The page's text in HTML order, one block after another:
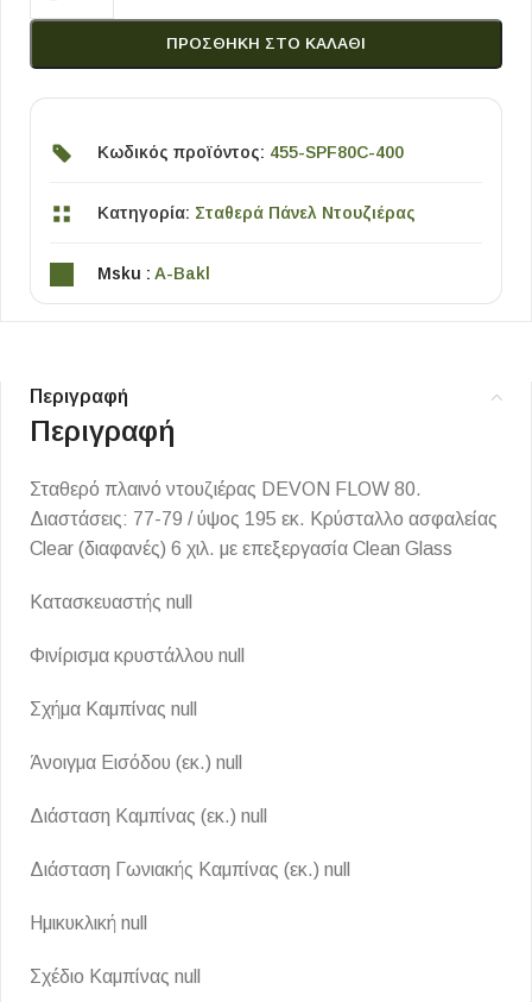
ΠΡΟΣΘΉΚΗ ΣΤΟ ΚΑΛΆΘΙ
Κωδικός προϊόντος: 455-SPF80C-400
Κατηγορία: Σταθερά Πάνελ Ντουζιέρας
Msku : A-Bakl
Περιγραφή
Περιγραφή
Σταθερό πλαινό ντουζιέρας DEVON FLOW 80.
Διαστάσεις: 77-79 / ύψος 195 εκ. Κρύσταλλο ασφαλείας
Clear (διαφανές) 6 χιλ. με επεξεργασία Clean Glass
Κατασκευαστής null
Φινίρισμα κρυστάλλου null
Σχήμα Καμπίνας null
Άνοιγμα Εισόδου (εκ.) null
Διάσταση Καμπίνας (εκ.) null
Διάσταση Γωνιακής Καμπίνας (εκ.) null
Ημικυκλική null
Σχέδιο Καμπίνας null